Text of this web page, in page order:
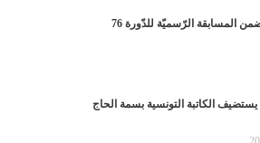
“بيّت الحس” ضمن المسابقة الرّسميّة للدّورة 76
يستضيف الكاتبة التونسية بسمة الحاج